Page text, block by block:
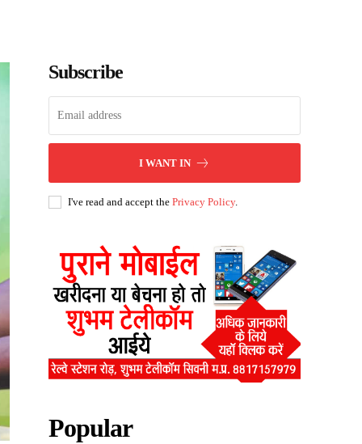
Subscribe
I WANT IN
I've read and accept thePrivacy Policy.
Popular